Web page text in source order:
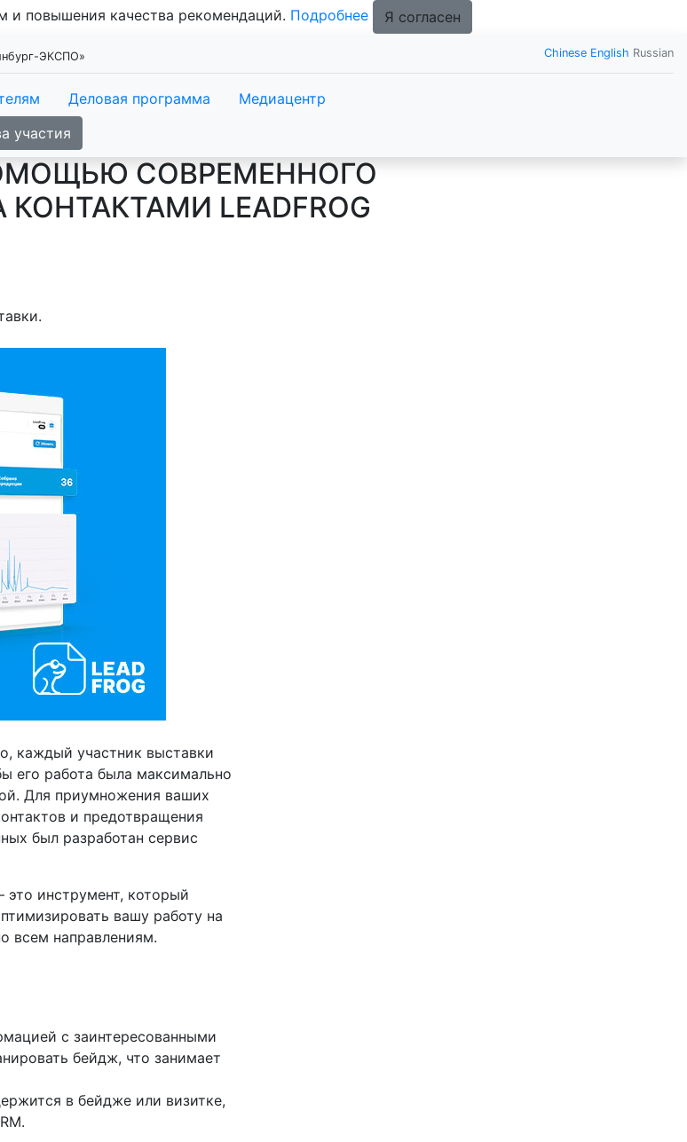
и повышения качества рекомендаций. Подробнее Я согласен
ЭКСПО» Chinese English Russian
Деловая программа
Медиацентр
участия
СОВРЕМЕННОГО
LEADFROG
каждый участник выставки
его работа была максимально
Для приумножения ваших
и предотвращения
был разработан сервис
это инструмент, который
вашу работу на
всем направлениям.
с заинтересованными
бейдж, что занимает
в бейдже или визитке,